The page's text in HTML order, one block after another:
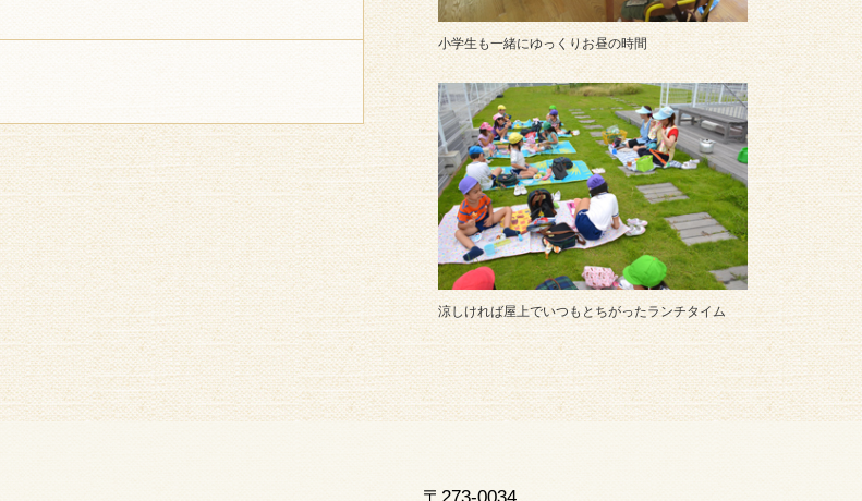
小学生も一緒にゆっくりお昼の時間
涼しければ屋上でいつもとちがったランチタイム
〒273-0034